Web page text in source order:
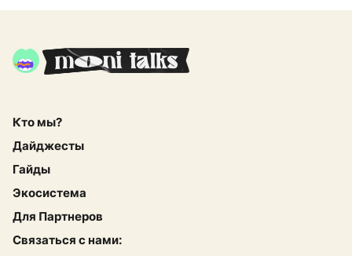
Кто мы?
Дайджесты
Гайды
Экосистема
Для Партнеров
Связаться с нами: